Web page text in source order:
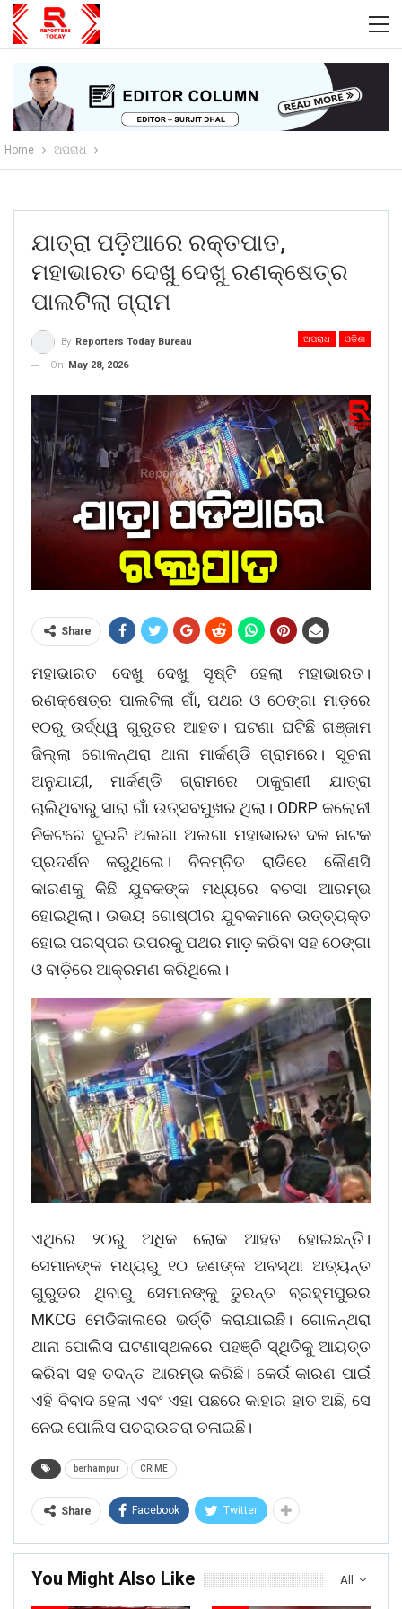
Home ଅପରାଧ
ଯାତ୍ରା ପଡ଼ିଆରେ ରକ୍ତପାତ,
ମହାଭାରତ ଦେଖୁ ଦେଖୁ ରଣକ୍ଷେତ୍ର
ପାଲଟିଲା ଗ୍ରାମ
ଅପରାଧ ଓଡିଶା
By Reporters Today Bureau
On
May 28, 2026
Share
ମହାଭାରତ ଦେଖୁ ଦେଖୁ ସୃଷ୍ଟି ହେଲା ମହାଭାରତ।
ରଣକ୍ଷେତ୍ର ପାଲଟିଲା ଗାଁ, ପଥର ଓ ଠେଙ୍ଗା ମାଡ଼ରେ
୧୦ରୁ ଉର୍ଦ୍ଧ୍ୱ ଗୁରୁତର ଆହତ। ଘଟଣା ଘଟିଛି ଗଞ୍ଜାମ
ଜିଲ୍ଲା ଗୋଳନ୍ଥରା ଥାନା ମାର୍କଣ୍ଡି ଗ୍ରାମରେ। ସୂଚନା
ଅନୁଯାୟୀ, ମାର୍କଣ୍ଡି ଗ୍ରାମରେ ଠାକୁରାଣୀ ଯାତ୍ରା
ଚାଲିଥିବାରୁ ସାରା ଗାଁ ଉତ୍ସବମୁଖର ଥିଲା। ODRP କଲୋନୀ
ନିକଟରେ ଦୁଇଟି ଅଲଗା ଅଲଗା ମହାଭାରତ ଦଳ ନାଟକ
ପ୍ରଦର୍ଶନ କରୁଥିଲେ। ବିଳମ୍ବିତ ରାତିରେ କୌଣସି
କାରଣକୁ କିଛି ଯୁବକଙ୍କ ମଧ୍ୟରେ ବଚସା ଆରମ୍ଭ
ହୋଇଥିଲା। ଉଭୟ ଗୋଷ୍ଠୀର ଯୁବକମାନେ ଉତ୍ତ୍ୟକ୍ତ
ହୋଇ ପରସ୍ପର ଉପରକୁ ପଥର ମାଡ଼ କରିବା ସହ ଠେଙ୍ଗା
ଓ ବାଡ଼ିରେ ଆକ୍ରମଣ କରିଥିଲେ।
ଏଥିରେ ୨୦ରୁ ଅଧିକ ଲୋକ ଆହତ ହୋଇଛନ୍ତି।
ସେମାନଙ୍କ ମଧ୍ୟରୁ ୧୦ ଜଣଙ୍କ ଅବସ୍ଥା ଅତ୍ୟନ୍ତ
ଗୁରୁତର ଥିବାରୁ ସେମାନଙ୍କୁ ତୁରନ୍ତ ବ୍ରହ୍ମପୁରର
MKCG ମେଡିକାଲରେ ଭର୍ତ୍ତି କରାଯାଇଛି। ଗୋଳନ୍ଥରା
ଥାନା ପୋଲିସ ଘଟଣାସ୍ଥଳରେ ପହଞ୍ଚି ସ୍ଥିତିକୁ ଆୟତ୍ତ
କରିବା ସହ ତଦନ୍ତ ଆରମ୍ଭ କରିଛି। କେଉଁ କାରଣ ପାଇଁ
ଏହି ବିବାଦ ହେଲା ଏବଂ ଏହା ପଛରେ କାହାର ହାତ ଅଛି, ସେ
ନେଇ ପୋଲିସ ପଚରାଉଚରା ଚଳାଇଛି।
berhampur CRIME
Share Facebook Twitter
All
You Might Also Like